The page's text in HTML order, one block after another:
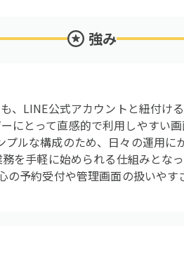
強み
、LINE公式アカウントと紐付け
にとって直感的で利用しやすい
ルな構成のため、日々の運用に
を手軽に始められる仕組みとな
の予約受付や管理画面の扱いや